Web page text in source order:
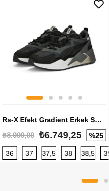
Rs-X Efekt Gradient Erkek Sneaker
₺8.999,00 ₺6.749,25 %25
36 37 37,5 38 38,5 39